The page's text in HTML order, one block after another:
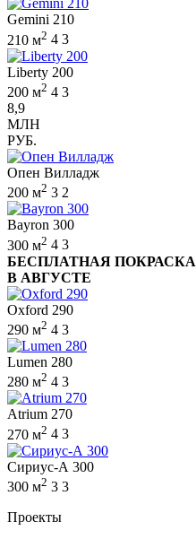
Gemini 210
210 м2 4 3
Liberty 200
200 м2 4 3
8,9
МЛН
РУБ.
Опен Вилладж
200 м2 3 2
Bayron 300
300 м2 4 3
БЕСПЛАТНАЯ ПОКРАСКА
В АВГУСТЕ
Oxford 290
290 м2 4 3
Lumen 280
280 м2 4 3
Atrium 270
270 м2 4 3
Сириус-А 300
300 м2 3 3
Проекты